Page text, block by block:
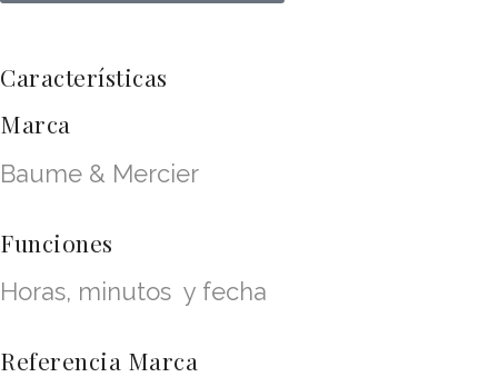
Características
Marca
Baume & Mercier
Funciones
Horas, minutos y fecha
Referencia Marca